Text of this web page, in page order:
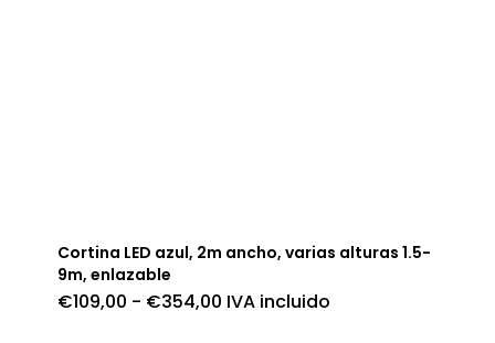
Cortina LED azul, 2m ancho, varias alturas 1.5-
9m, enlazable
€109,00 - €354,00Rango
IVA incluido